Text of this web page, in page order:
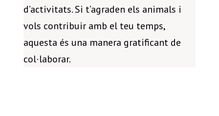
d’activitats. Si t’agraden els animals i
vols contribuir amb el teu temps,
aquesta és una manera gratificant de
col·laborar.